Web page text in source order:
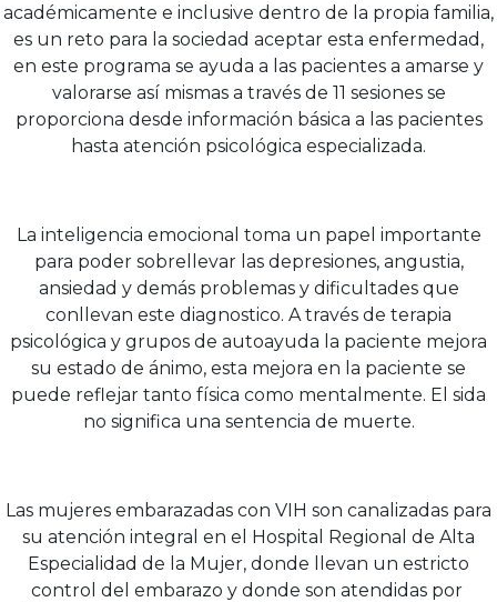
académicamente e inclusive dentro de la propia familia,
es un reto para la sociedad aceptar esta enfermedad,
en este programa se ayuda a las pacientes a amarse y
valorarse así mismas a través de 11 sesiones se
proporciona desde información básica a las pacientes
hasta atención psicológica especializada.
La inteligencia emocional toma un papel importante
para poder sobrellevar las depresiones, angustia,
ansiedad y demás problemas y dificultades que
conllevan este diagnostico. A través de terapia
psicológica y grupos de autoayuda la paciente mejora
su estado de ánimo, esta mejora en la paciente se
puede reflejar tanto física como mentalmente. El sida
no significa una sentencia de muerte.
Las mujeres embarazadas con VIH son canalizadas para
su atención integral en el Hospital Regional de Alta
Especialidad de la Mujer, donde llevan un estricto
control del embarazo y donde son atendidas por